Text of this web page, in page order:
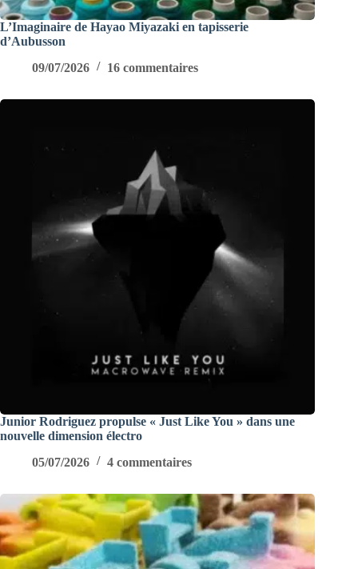
L’Imaginaire de Hayao Miyazaki en tapisserie
d’Aubusson
09/07/2026
16 commentaires
Junior Rodriguez propulse « Just Like You » dans une
nouvelle dimension électro
05/07/2026
4 commentaires